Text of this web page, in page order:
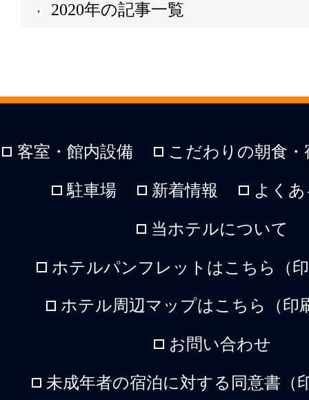
2020年の記事一覧
客室・館内設備 こだわりの朝食
駐車場 新着情報 よく
当ホテルについて
ホテルパンフレットはこちら（
ホテル周辺マップはこちら（印
お問い合わせ
未成年者の宿泊に対する同意書（